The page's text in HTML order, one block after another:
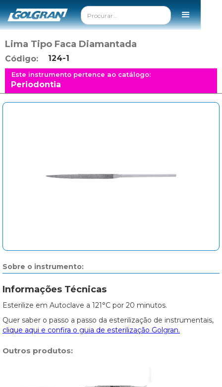
Lima Tipo Faca Diamantada
Código: 124-1
Este instrumento pertence ao catálogo:
Periodontia
Sobre o instrumento:
Informações Técnicas
Esterilize em Autoclave a 121°C por 20 minutos.
Quer saber o passo a passo da esterilização de instrumentais,
clique aqui e confira o guia de esterilização Golgran.
Outros produtos: